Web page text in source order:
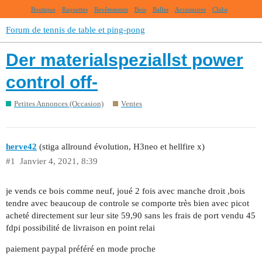
Boutique Raquettes Revêtements Bois Balles Accessoires Clubs
Forum de tennis de table et ping-pong
Der materialspeziallst power
control off-
Petites Annonces (Occasion) Ventes
herve42 (stiga allround évolution, H3neo et hellfire x)
Janvier 4, 2021, 8:39
#1
je vends ce bois comme neuf, joué 2 fois avec manche droit ,bois
tendre avec beaucoup de controle se comporte très bien avec picot
acheté directement sur leur site 59,90 sans les frais de port vendu 45
fdpi possibilité de livraison en point relai
paiement paypal préféré en mode proche